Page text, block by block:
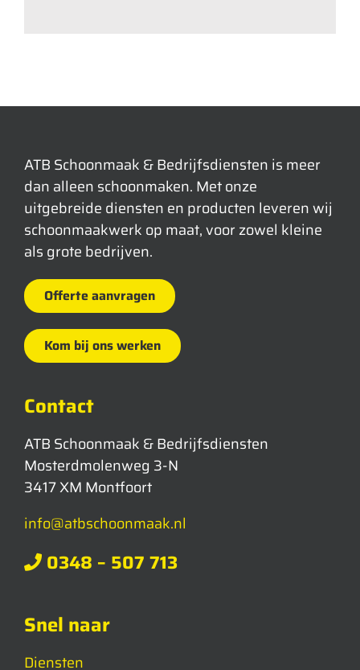
ATB Schoonmaak & Bedrijfsdiensten is meer
dan alleen schoonmaken. Met onze
uitgebreide diensten en producten leveren wij
schoonmaakwerk op maat, voor zowel kleine
als grote bedrijven.
Offerte aanvragen
Kom bij ons werken
Contact
ATB Schoonmaak & Bedrijfsdiensten
Mosterdmolenweg 3-N
3417 XM Montfoort
info@atbschoonmaak.nl
0348 – 507 713
Snel naar
Diensten